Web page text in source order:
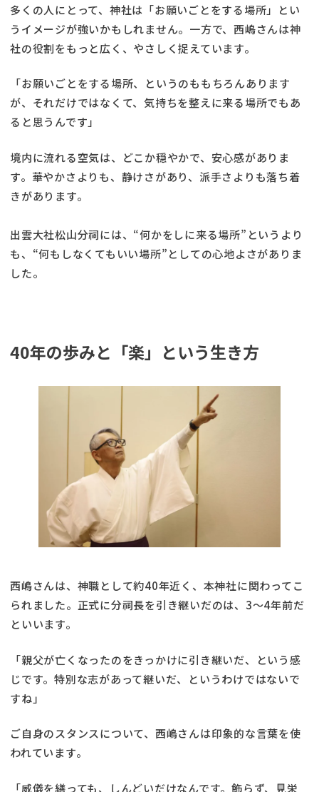
多くの人にとって、神社は「お願いごとをする場所」とい
うイメージが強いかもしれません。一方で、西嶋さんは神
社の役割をもっと広く、やさしく捉えています。
「お願いごとをする場所、というのももちろんあります
が、それだけではなくて、気持ちを整えに来る場所でもあ
ると思うんです」
境内に流れる空気は、どこか穏やかで、安心感がありま
す。華やかさよりも、静けさがあり、派手さよりも落ち着
きがあります。
出雲大社松山分祠には、“何かをしに来る場所”というより
も、“何もしなくてもいい場所”としての心地よさがありま
した。
40年の歩みと「楽」という生き方
西嶋さんは、神職として約40年近く、本神社に関わってこ
られました。正式に分祠長を引き継いだのは、3〜4年前だ
といいます。
「親父が亡くなったのをきっかけに引き継いだ、という感
じです。特別な志があって継いだ、というわけではないで
すね」
ご自身のスタンスについて、西嶋さんは印象的な言葉を使
われています。
「威儀を繕っても、しんどいだけなんです。飾らず、見栄